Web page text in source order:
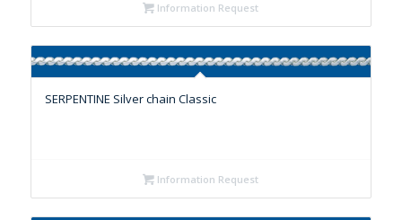
Information Request
SERPENTINE Silver chain Classic
Information Request